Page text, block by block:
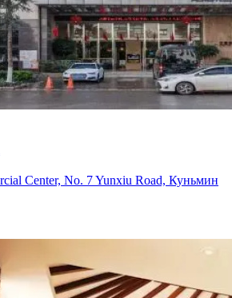
Center, No. 7 Yunxiu Road, Куньмин